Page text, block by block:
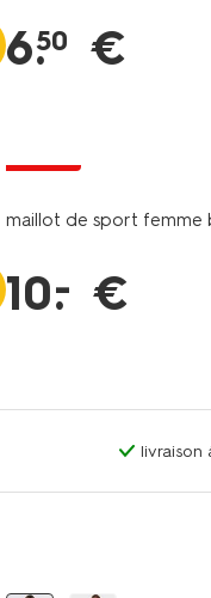
6.
50 €
maillot de sport femme
10.
– €
livraison